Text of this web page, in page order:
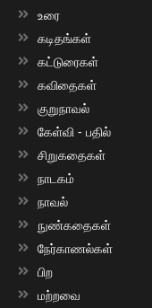
உரை
கடிதங்கள்
கட்டுரைகள்
கவிதைகள்
குறுநாவல்
கேள்வி - பதில்
சிறுகதைகள்
நாடகம்
நாவல்
நுண்கதைகள்
நேர்காணல்கள்
பிற
மற்றவை